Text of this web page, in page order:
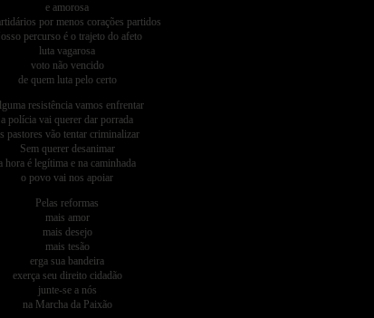
e amorosa
por menos corações partidos
percurso é o trajeto do afeto
luta vagarosa
voto não vencido
de quem luta pelo certo
resistência vamos enfrentar
a polícia vai querer dar porrada
pastores vão tentar criminalizar
Sem querer desanimar
hora é legítima e na caminhada
o povo vai nos apoiar
Pelas reformas
mais amor
mais desejo
mais tesão
erga sua bandeira
exerça seu direito cidadão
junte-se a nós
na Marcha da Paixão